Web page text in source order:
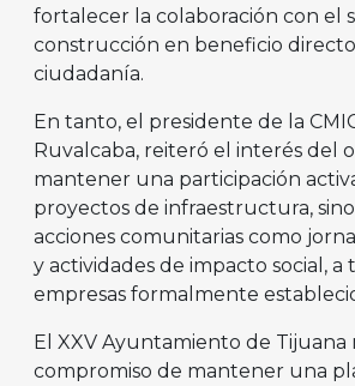
fortalecer la colaboración con el
construcción en beneficio
ciudadanía.
En tanto, el presidente de la
Ruvalcaba, reiteró el interés del
mantener una participación
proyectos de infraestructura,
acciones comunitarias como
y actividades de impacto social, a
empresas formalmente
El XXV Ayuntamiento de Tijuana
compromiso de mantener una